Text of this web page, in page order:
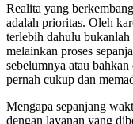
Realita yang
adalah prioritas. Oleh
terlebih dahulu
melainkan proses
sebelumnya atau
pernah cukup dan
Mengapa sepanjang
dengan layanan yang